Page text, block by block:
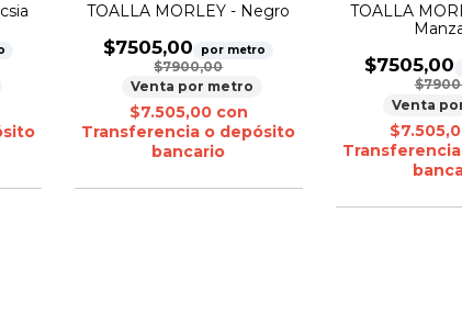
TOALLA MORLEY - Negro
$7505,00 por metro
$7900,00
Venta por metro
$7.505,00 con
Transferencia o depósito
bancario
TOALLA
$7505,00
Venta